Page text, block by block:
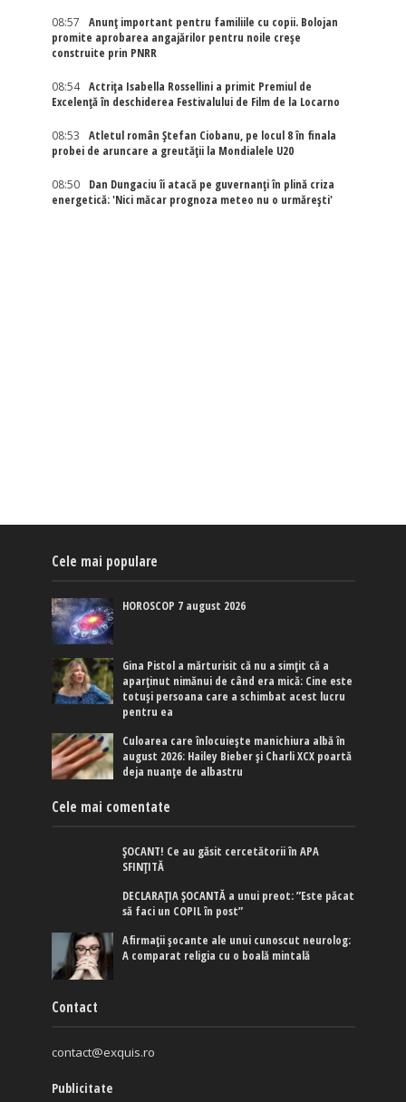
08:57
Anunț important pentru familiile cu copii. Bolojan
promite aprobarea angajărilor pentru noile creșe
construite prin PNRR
08:54
Actriţa Isabella Rossellini a primit Premiul de
Excelenţă în deschiderea Festivalului de Film de la Locarno
08:53
Atletul român Ștefan Ciobanu, pe locul 8 în finala
probei de aruncare a greutății la Mondialele U20
08:50
Dan Dungaciu îi atacă pe guvernanți în plină criza
energetică: 'Nici măcar prognoza meteo nu o urmărești'
Cele mai populare
HOROSCOP 7 august 2026
Gina Pistol a mărturisit că nu a simțit că a
aparținut nimănui de când era mică: Cine este
totuși persoana care a schimbat acest lucru
pentru ea
Culoarea care înlocuiește manichiura albă în
august 2026: Hailey Bieber și Charli XCX poartă
deja nuanțe de albastru
Cele mai comentate
ȘOCANT! Ce au găsit cercetătorii în APA
SFINȚITĂ
DECLARAȚIA ȘOCANTĂ a unui preot: ”Este păcat
să faci un COPIL în post”
Afirmaţii şocante ale unui cunoscut neurolog:
A comparat religia cu o boală mintală
Contact
contact@exquis.ro
Publicitate